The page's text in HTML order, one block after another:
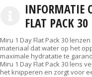
INFORMATIE
FLAT PACK 30
Miru 1 Day Flat Pack 30
materiaal dat water op het
maximale hydratatie te
Miru 1 Day Flat Pack 30 lens
het knipperen en zorgt voor